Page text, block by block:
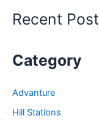
in
Recent Post
Category
Advanture
Hill Stations